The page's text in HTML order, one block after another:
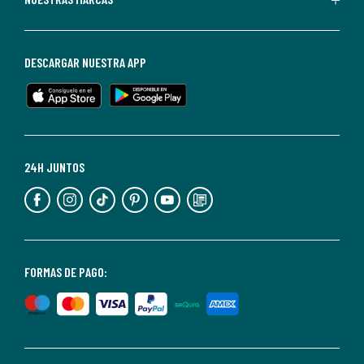
de
en
cualquier
Para
información,
puedes
nuestra
de
privacidad</2>.
FORMAS DE PAGO:
24H JUNTOS
DESCARGAR NUESTRA APP